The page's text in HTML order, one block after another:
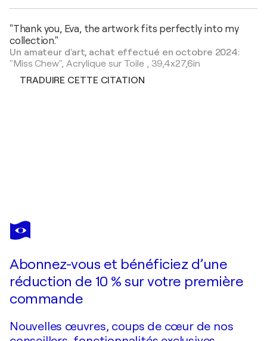
"Thank you, Eva, the artwork fits perfectly into my
collection."
Un amateur d'art, achat effectué en octobre 2024:
"Miss Chew", Acrylique sur Toile, 39,4x27,6in
TRADUIRE CETTE CITATION
EVA
HIDALGO
Je passe commande
Abonnez-vous et bénéficiez d’une
réduction de 10 % sur votre première
commande
Nouvelles œuvres, coups de cœur de nos